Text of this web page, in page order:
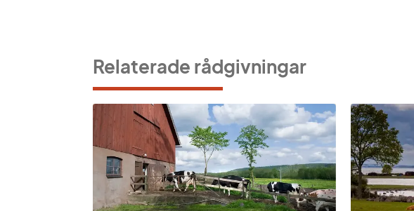
Relaterade rådgivningar